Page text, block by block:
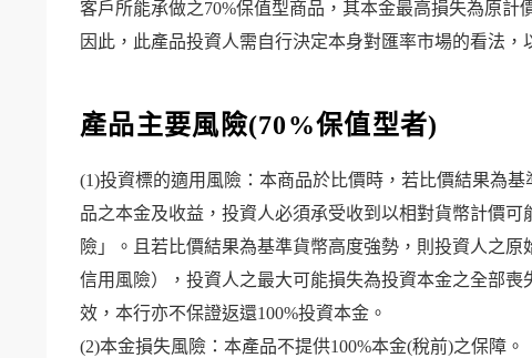
客戶所能承做之70%保值型商品，其本金最高損失為原計
因此，此產品投資人需自行決定本身對匯率市場的看法
產品主要風險(70%保值型者)
(1)投資標的適用風險：本商品於比價時，若比價結果為
品之本金及收益，投資人必須承受收到以相對貨幣計價
險」。且若比價結果為基準貨幣高度強勢，則投資人之
信用風險），投資人之最大可能損失為投資本金之全部
效，本行亦不保證返還100%投資本金。
(2)本金損失風險：本產品不提供100%本金(稅前)之保障。